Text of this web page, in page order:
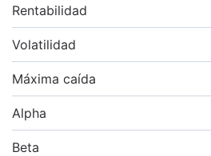
Rentabilidad
Volatilidad
Máxima caída
Alpha
Beta